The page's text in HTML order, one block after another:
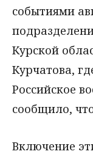
событиями
Курской
Курчатова,
Российское
сообщило,
Включение